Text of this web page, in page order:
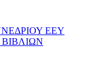
ΕΕΥ